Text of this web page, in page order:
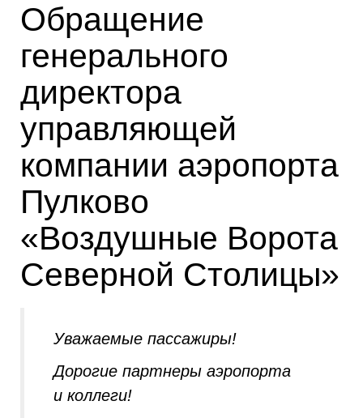
Обращение
генерального
директора
управляющей
компании аэропорта
Пулково
«Воздушные Ворота
Северной Столицы»
Уважаемые пассажиры!
Дорогие партнеры аэропорта
и коллеги!